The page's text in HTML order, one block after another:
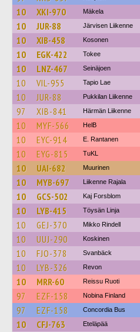
10 XKI-970 Mäkela
10 JUR-88 Järvisen Liikenne
10 XIB-458 Kosonen
10 EGK-422 Tokee
10 LNZ-467 Seinäjoen
10 VIL-955 Tapio Lae
10 JUR-88 Pukkilan Liikenne
97 XIB-841 Härmän Liikenne
10 MYF-566 HelB
10 EYC-914 E. Rantanen
10 EYG-815 TuKL
10 UAI-682 Muurinen
10 MYB-697 Liikenne Rajala
10 GCS-502 Kaj Forsblom
10 LYB-415 Töysän Linja
10 GEJ-370 Mikko Rindell
10 UUJ-290 Koskinen
10 FJO-378 Svanbäck
10 LYB-326 Revon
10 MRR-60 Reissu Ruoti
97 EZF-158 Nobina Finland
97 EZF-158 Concordia Bus
10 CFJ-763 Eteläpää